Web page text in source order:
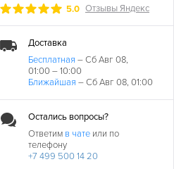
5.0 Отзывы Яндекс
Доставка
Бесплатная – Сб Авг 08,
01:00 – 10:00
Ближайшая – Сб Авг 08, 01:00
Остались вопросы?
Ответим в чате или по
телефону
+7 499 500 14 20